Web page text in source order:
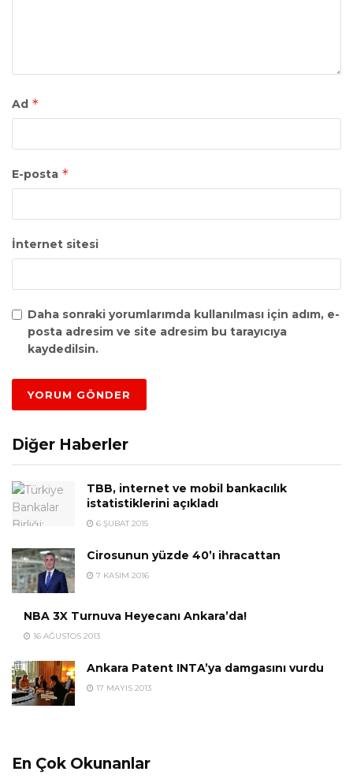
Ad *
E-posta *
İnternet sitesi
Daha sonraki yorumlarımda kullanılması için adım, e-
posta adresim ve site adresim bu tarayıcıya
kaydedilsin.
Diğer Haberler
TBB, internet ve mobil bankacılık
istatistiklerini açıkladı
6 ŞUBAT 2015
Cirosunun yüzde 40’ı ihracattan
7 KASIM 2016
NBA 3X Turnuva Heyecanı Ankara’da!
16 AĞUSTOS 2013
Ankara Patent INTA’ya damgasını vurdu
17 MAYIS 2013
En Çok Okunanlar